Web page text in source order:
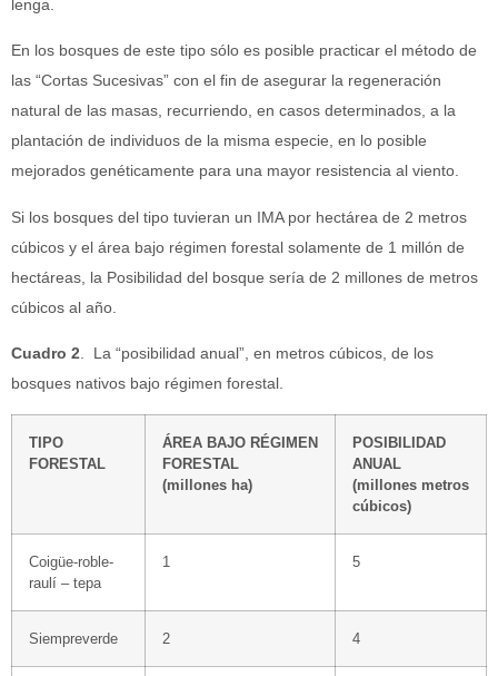
lenga.
En los bosques de este tipo sólo es posible practicar el método de
las “Cortas Sucesivas” con el fin de asegurar la regeneración
natural de las masas, recurriendo, en casos determinados, a la
plantación de individuos de la misma especie, en lo posible
mejorados genéticamente para una mayor resistencia al viento.
Si los bosques del tipo tuvieran un IMA por hectárea de 2 metros
cúbicos y el área bajo régimen forestal solamente de 1 millón de
hectáreas, la Posibilidad del bosque sería de 2 millones de metros
cúbicos al año.
Cuadro 2 . La “posibilidad anual”, en metros cúbicos, de los
bosques nativos bajo régimen forestal.
TIPO
FORESTAL
ÁREA BAJO RÉGIMEN
FORESTAL
(millones ha)
POSIBILIDAD
ANUAL
(millones metros
cúbicos)
Coigüe-roble-
raulí – tepa
1 5
Siempreverde 2 4